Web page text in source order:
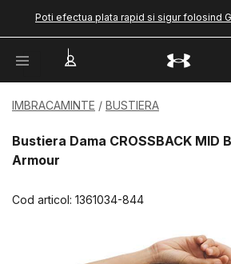
Poti efectua plata rapid si sigur folosind
IMBRACAMINTE BUSTIERA
Bustiera Dama CROSSBACK MID
Armour
Cod articol: 1361034-844